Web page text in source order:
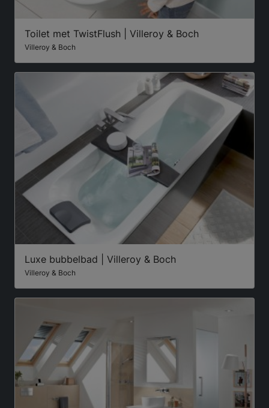
Toilet met TwistFlush | Villeroy & Boch
Villeroy & Boch
Luxe bubbelbad | Villeroy & Boch
Villeroy & Boch